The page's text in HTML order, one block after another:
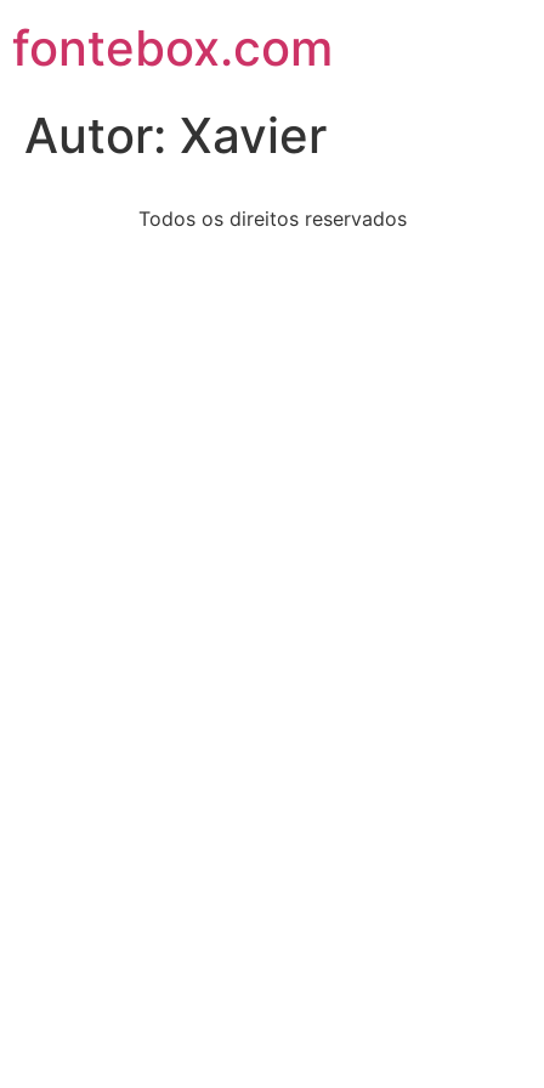
fontebox.com
Autor: Xavier
Todos os direitos reservados